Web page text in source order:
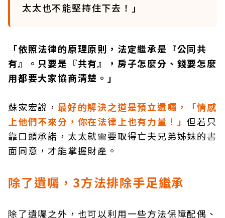
太太也不能堅持住下去！」
「依照法律的原理原則，法定繼承是『公同共
有』。只要是『共有』，房子怎麼分、錢要怎麼
用都要大家協商清楚。」
蘇家宏說， 最好的解決之道是預立遺囑，「情感
上他們不來分，你在法律上也有力量！」但若只
靠口頭承諾，太太就需要取得亡夫兄弟姊妹的書
面同意，才能掌握財產。
除了遺囑，3方法排除手足繼承
除了遺囑之外，也可以利用一些方法保障配偶、